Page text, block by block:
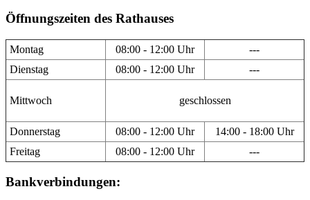
Öffnungszeiten des Rathauses
Montag 08:00 - 12:00 Uhr
---
Dienstag
08:00 - 12:00 Uhr ---
Mittwoch geschlossen
Donnerstag 08:00 - 12:00 Uhr
14:00 - 18:00 Uhr
Freitag
08:00 - 12:00 Uhr ---
Bankverbindungen: